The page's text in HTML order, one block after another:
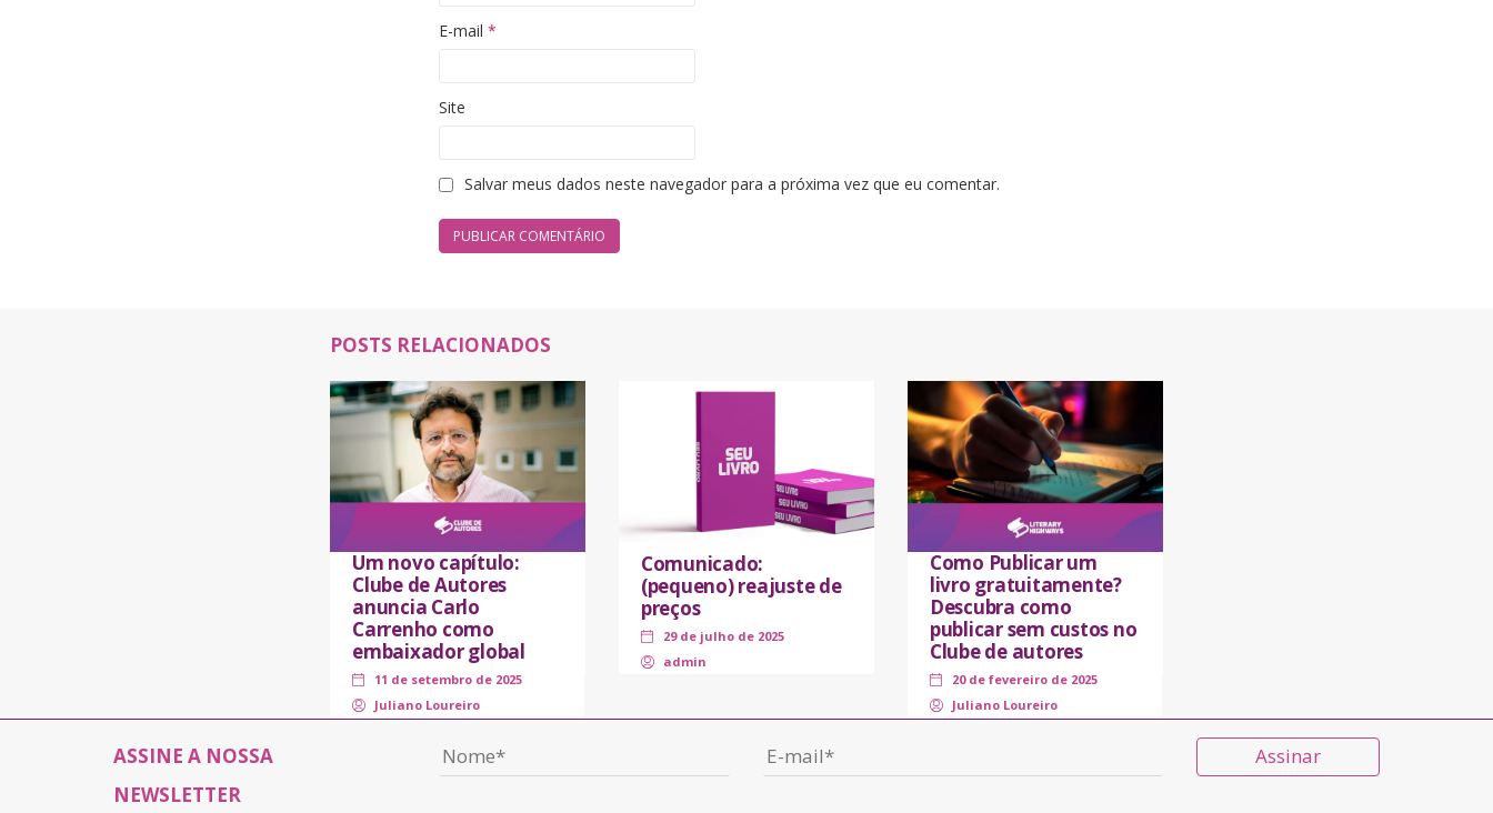
E-mail *
Site
Salvar meus dados neste navegador para a próxima vez que eu comentar.
POSTS RELACIONADOS
Um novo capítulo:
Clube de Autores
anuncia Carlo
Carrenho como
embaixador global
11 de setembro de 2025
Juliano Loureiro
Comunicado:
(pequeno) reajuste de
preços
29 de julho de 2025
admin
Como Publicar um
livro gratuitamente?
Descubra como
publicar sem custos no
Clube de autores
20 de fevereiro de 2025
Juliano Loureiro
ASSINE A NOSSA
NEWSLETTER
Assinar